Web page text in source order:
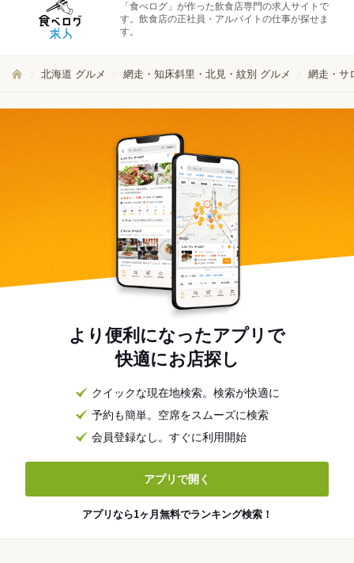
「食べログ」が作った飲食店専門の求人サイトで
す。飲食店の正社員・アルバイトの仕事が探せま
す。
北海道 グルメ 網走・知床斜里・北見・紋別 グルメ 網走・サ
より便利になったアプリで
快適にお店探し
クイックな現在地検索。検索が快適に
予約も簡単。空席をスムーズに検索
会員登録なし。すぐに利用開始
アプリで開く
アプリなら1ヶ月無料でランキング検索！